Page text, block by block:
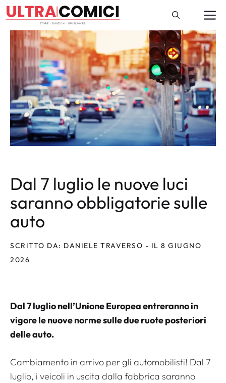
Vai
al
contenuto
Dal 7 luglio le nuove luci
saranno obbligatorie sulle
auto
SCRITTO DA: DANIELE TRAVERSO - IL 8 GIUGNO
2026
Dal 7 luglio nell’Unione Europea entreranno in
vigore le nuove norme sulle due ruote posteriori
delle auto.
Cambiamento in arrivo per gli automobilisti! Dal 7
luglio, i veicoli in uscita dalla fabbrica saranno